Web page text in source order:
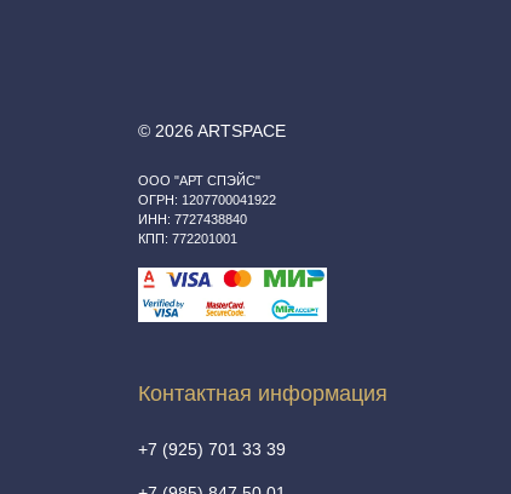
© 2026 ARTSPACE
ООО "АРТ СПЭЙС"
ОГРН: 1207700041922
ИНН: 7727438840
КПП: 772201001
Контактная информация
+7 (925) 701 33 39